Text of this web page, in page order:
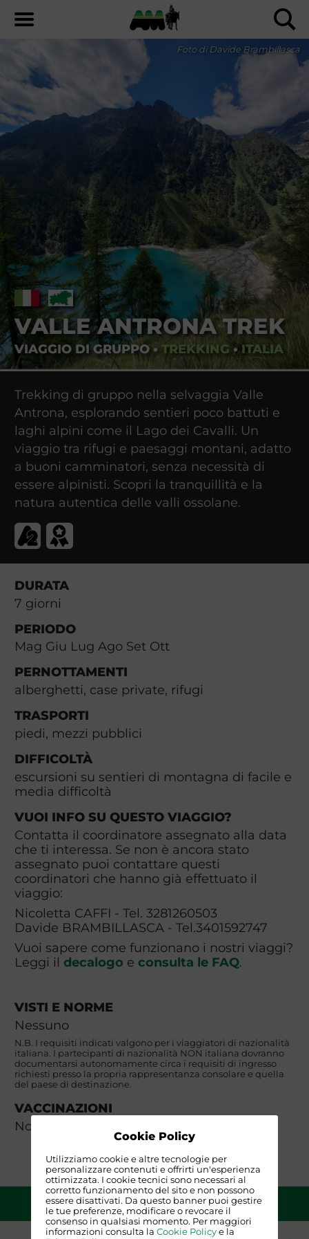
Cookie Policy
Utilizziamo cookie e altre tecnologie per
personalizzare contenuti e offrirti un'esperienza
ottimizzata. I cookie tecnici sono necessari al
corretto funzionamento del sito e non possono
essere disattivati. Da questo banner puoi gestire
le tue preferenze, modificare o revocare il
consenso in qualsiasi momento. Per maggiori
informazioni consulta la Cookie Policye la
VALLE ANTRONA TREK
VIAGGIO DI GRUPPO• TREKKING •ITALIA
Foto di Davide Brambillasca
Trekking di gruppo nella selvaggia Valle
Antrona, esplorando sentieri poco battuti e
laghi alpini come il Lago dei Cavalli. Un
viaggio tra rifugi e paesaggi montani, adatto
a buoni camminatori, senza necessità di
essere alpinisti. Scopri la tranquillità e la
natura autentica delle valli ossolane.
DURATA
7 giorni
PERIODO
Mag Giu Lug Ago Set Ott
PERNOTTAMENTI
alberghetti, case private, rifugi
TRASPORTI
piedi, mezzi pubblici
DIFFICOLTÀ
escursioni su sentieri di montagna di facile e
media difficoltà
VUOI INFO SU QUESTO VIAGGIO?
Contatta il coordinatore assegnato alla data
che ti interessa. Se non è ancora stato
assegnato puoi contattare questi
coordinatori che hanno già effettuato il
viaggio:
Nicoletta CAFFI - Tel. 3281260503
Davide BRAMBILLASCA - Tel.3401592747
Vuoi sapere come funzionano i nostri viaggi?
Leggi il decalogo e consulta le FAQ.
VISTI E NORME
Nessuno
N.B. I requisiti indicati valgono per i viaggiatori di nazionalità
italiana. I partecipanti di nazionalità NON italiana dovranno
documentarsi autonomamente circa i requisiti di ingresso
richiesti presso la propria rappresentanza consolare e quella
del paese di destinazione.
VACCINAZIONI
Non occorrono
QUOTA DI PARTECIPAZIONE